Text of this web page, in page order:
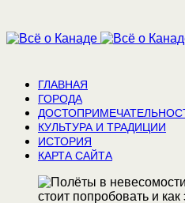
ГЛАВНАЯ
ГОРОДА
КУЛЬТУРА И ТРАДИЦИИ
ИСТОРИЯ
КАРТА САЙТА